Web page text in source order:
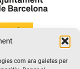
com ara galetes per